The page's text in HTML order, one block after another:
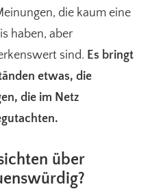
die kaum eine
haben, aber
sind. Es bringt
etwas, die
die im Netz
über